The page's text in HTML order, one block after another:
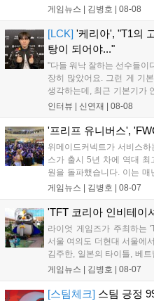
11월 19일 PS5와 Xbox 시
상 'Grand Theft Auto VI:
이다....
게임뉴스 | 김병호 08-08
[LCK] '케리아', "T1의
탕이 되어야..."
"다들 워낙 잘하는 선수들이
장히 많았어요. 그런 게 기
생각하는데, 최근 기본기가
를 추구하다 보니까 팀적으
LoL 챔피언스 코리아
인터뷰 | 신연재 08-08
'프리프 유니버스',
위메이드커넥트가 서비스
스가 출시 5년 차에 역대 최
원을 돌파했습니다. 이는
스포츠 대회 FWC의 영향이
은 전년 대비 매출과 이용자
다. 오는 10월 필리핀 마닐
FWC 그랜드 파이널이 개
통해 커뮤니티 중심의 장기
게임뉴스 | 김병호 08-07
'TFT 코리아 인비테이
라이엇 게임즈가 주최하는
서울 여의도 더현대 서울에
김주한, 일본의 타이틀, 베
는 소속팀 없이 개인 자격으
17일까지 이어지는 이번 행
게임뉴스 | 김병호 08-07
[스팀체크] 스팀 긍정